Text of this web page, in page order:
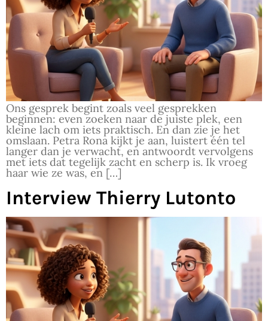
Ons gesprek begint zoals veel gesprekken
beginnen: even zoeken naar de juiste plek, een
kleine lach om iets praktisch. En dan zie je het
omslaan. Petra Rona kijkt je aan, luistert één tel
langer dan je verwacht, en antwoordt vervolgens
met iets dat tegelijk zacht en scherp is. Ik vroeg
haar wie ze was, en […]
Interview Thierry Lutonto